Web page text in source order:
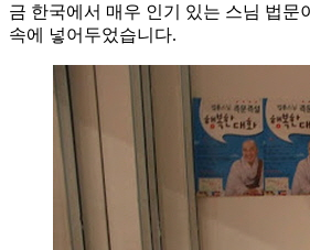
금 한국에서 매우 인기 있는 스님 법
속에 넣어두었습니다.